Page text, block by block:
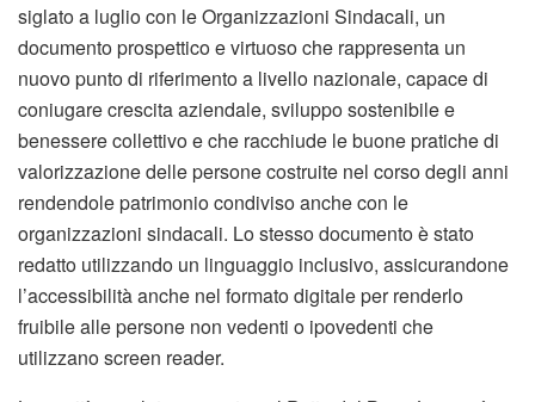
siglato a luglio con le Organizzazioni Sindacali, un
documento prospettico e virtuoso che rappresenta un
nuovo punto di riferimento a livello nazionale, capace di
coniugare crescita aziendale, sviluppo sostenibile e
benessere collettivo e che racchiude le buone pratiche di
valorizzazione delle persone costruite nel corso degli anni
rendendole patrimonio condiviso anche con le
organizzazioni sindacali. Lo stesso documento è stato
redatto utilizzando un linguaggio inclusivo, assicurandone
l’accessibilità anche nel formato digitale per renderlo
fruibile alle persone non vedenti o ipovedenti che
utilizzano screen reader.